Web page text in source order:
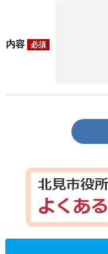
内容 必須